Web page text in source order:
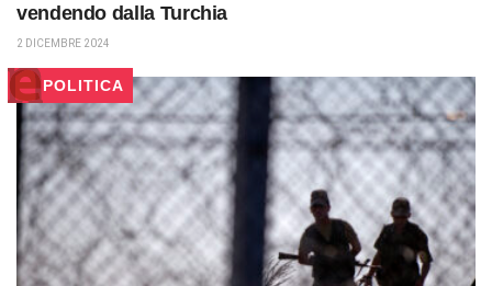
vendendo dalla Turchia
2 DICEMBRE 2024
POLITICA